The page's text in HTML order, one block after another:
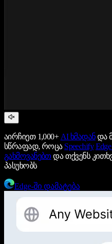
აირჩიეთ 1,000+ AI ხმადანდა
სწრაფად, როცა Speechify
გახმოვანებთ და თქვენს
პასუხობს
Edge-ში დამატება